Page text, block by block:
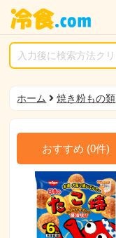
ホーム 焼き粉もの類
おすすめ (0件)